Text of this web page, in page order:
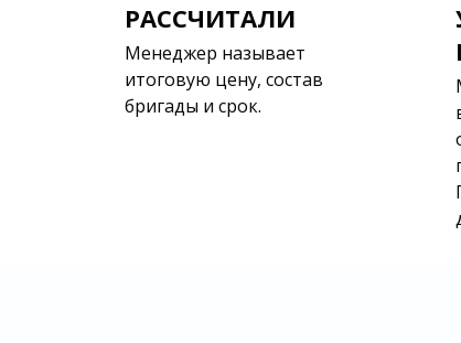
РАССЧИТАЛИ
Менеджер называет
итоговую цену, состав
бригады и срок.